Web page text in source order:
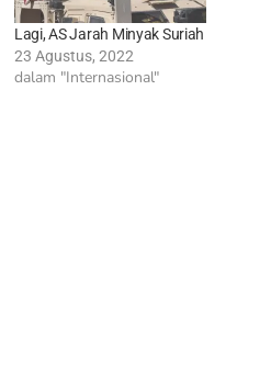
Lagi, AS Jarah Minyak Suriah
23 Agustus, 2022
dalam "Internasional"